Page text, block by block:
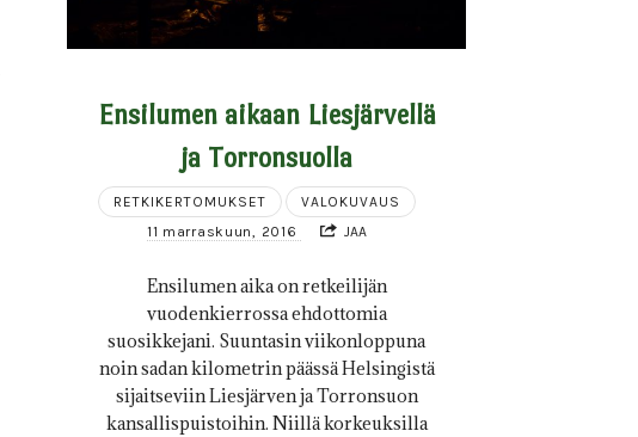
Ensilumen aikaan Liesjärvellä
ja Torronsuolla
RETKIKERTOMUKSET
VALOKUVAUS
11 marraskuun, 2016
JAA
Ensilumen aika on retkeilijän
vuodenkierrossa ehdottomia
suosikkejani. Suuntasin viikonloppuna
noin sadan kilometrin päässä Helsingistä
sijaitseviin Liesjärven ja Torronsuon
kansallispuistoihin. Niillä korkeuksilla